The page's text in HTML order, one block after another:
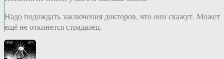
Надо подождать заключения докторов, что они скажут. Может
ещё не откинется страдалец.